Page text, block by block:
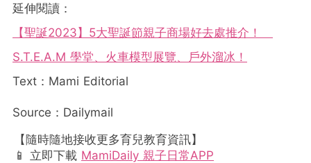
延伸閱讀：
【聖誕2023】5大聖誕節親子商場好去處推介！
S.T.E.A.M 學堂、火車模型展覽、戶外溜冰！
Text：Mami Editorial
Source：Dailymail
【隨時隨地接收更多育兒教育資訊】
📱 立即下載 MamiDaily 親子日常APP